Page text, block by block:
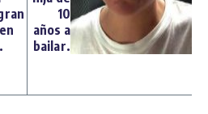
10
años a
bailar.